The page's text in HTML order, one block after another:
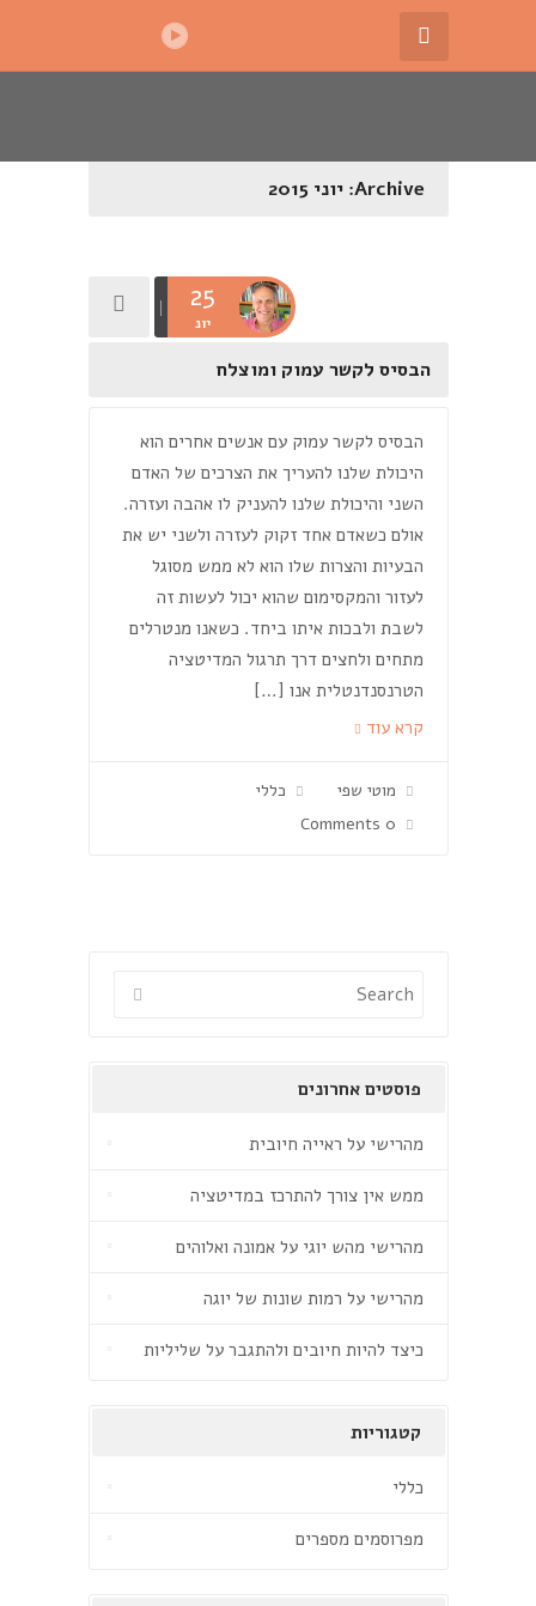
Archive: יוני 2015
25
יונ
הבסיס לקשר עמוק ומוצלח
הבסיס לקשר עמוק עם אנשים אחרים הוא
היכולת שלנו להעריך את הצרכים של האדם
השני והיכולת שלנו להעניק לו אהבה ועזרה.
אולם כשאדם אחד זקוק לעזרה ולשני יש את
הבעיות והצרות שלו הוא לא ממש מסוגל
לעזור והמקסימום שהוא יכול לעשות זה
לשבת ולבכות איתו ביחד. כשאנו מנטרלים
מתחים ולחצים דרך תרגול המדיטציה
הטרנסנדנטלית אנו […]
קרא עוד
מוטי שפי
כללי
0 Comments
פוסטים אחרונים
מהרישי על ראייה חיובית
ממש אין צורך להתרכז במדיטציה
מהרישי מהש יוגי על אמונה ואלוהים
מהרישי על רמות שונות של יוגה
כיצד להיות חיובים ולהתגבר על שליליות
קטגוריות
כללי
מפרוסמים מספרים